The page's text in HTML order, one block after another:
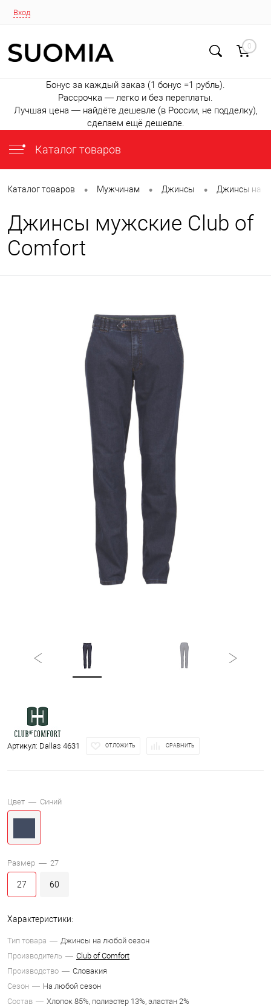
Вход
0
Бонус за каждый заказ (1 бонус =1 рубль).
Рассрочка — легко и без переплаты.
Лучшая цена — найдёте дешевле (в России, не подделку),
сделаем ещё дешевле.
Каталог товаров
Каталог товаров • Мужчинам • Джинсы • Джинсы на
Джинсы мужские Club of
Comfort
Артикул: Dallas 4631 ОТЛОЖИТЬ СРАВНИТЬ
Цвет — Синий
Размер — 27
27 60
Характеристики:
Тип товара
Джинсы на любой сезон
Производитель
Club of Comfort
Производство
Словакия
Сезон
На любой сезон
Состав
Хлопок 85%, полиэстер 13%, эластан 2%